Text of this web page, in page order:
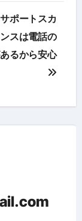
ポートスカ
スは電話の
るから安心